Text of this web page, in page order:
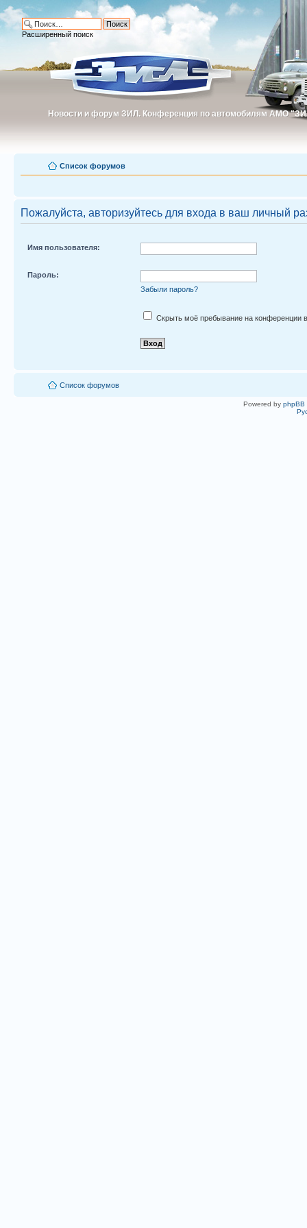
Новости и форум ЗИЛ. Конференция по автомобилям АМО
Новости и форум ЗИЛ. Конференция по автомобилям АМО
Расширенный поиск
Список форумов
Пожалуйста, авторизуйтесь для входа в ваш личный
Имя пользователя:
Пароль:
Забыли пароль?
Скрыть моё пребывание на конференции в
Список форумов
Powered by phpBB